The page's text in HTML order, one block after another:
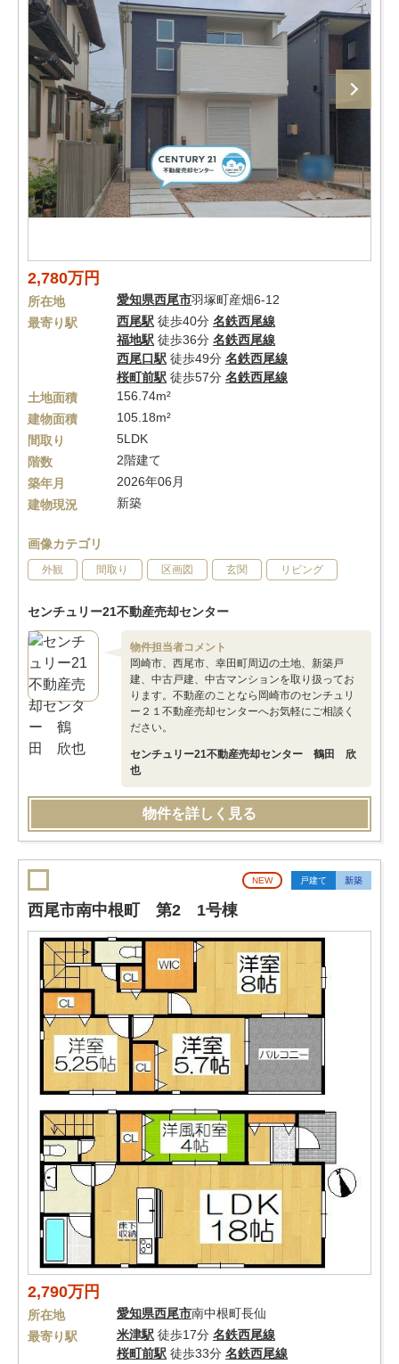
2,780万円
所在地 愛知県西尾市羽塚町産畑6-12
最寄り駅
西尾駅 徒歩40分 名鉄西尾線
福地駅 徒歩36分 名鉄西尾線
西尾口駅 徒歩49分 名鉄西尾線
桜町前駅 徒歩57分 名鉄西尾線
土地面積
156.74m²
建物面積
105.18m²
間取り
5LDK
階数
2階建て
築年月
2026年06月
建物現況
新築
画像カテゴリ
外観 間取り 区画図 玄関 リビング
センチュリー21不動産売却センター
物件担当者コメント
岡崎市、西尾市、幸田町周辺の土地、新築戸
建、中古戸建、中古マンションを取り扱ってお
ります。不動産のことなら岡崎市のセンチュリ
ー２１不動産売却センターへお気軽にご相談く
ださい。
センチュリー21不動産売却センター 鶴田 欣
也
物件を詳しく見る
NEW 戸建て 新築
西尾市南中根町 第2 1号棟
2,790万円
所在地 愛知県西尾市南中根町長仙
最寄り駅
米津駅 徒歩17分 名鉄西尾線
桜町前駅 徒歩33分 名鉄西尾線